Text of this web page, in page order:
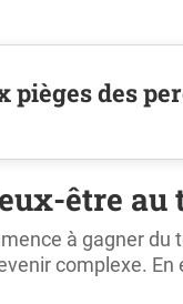
des
être
à gagner
complexe.